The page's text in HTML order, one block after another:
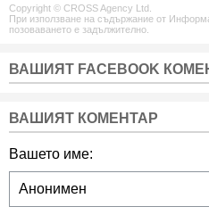
Copyright © CROSS Agency Ltd.
При използване на съдържание от
позоваването е задължително.
ВАШИЯТ FACEBOOK
ВАШИЯТ КОМЕНТАР
Вашето име: